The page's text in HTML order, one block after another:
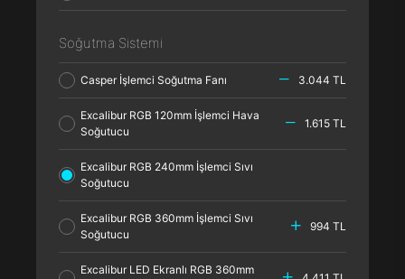
Soğutma Sistemi
Casper İşlemci Soğutma Fanı 3.044 TL
Excalibur RGB 120mm İşlemci Hava
Soğutucu
1.615 TL
Excalibur RGB 240mm İşlemci Sıvı
Soğutucu
Excalibur RGB 360mm İşlemci Sıvı
Soğutucu
994 TL
Excalibur LED Ekranlı RGB 360mm